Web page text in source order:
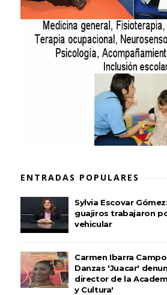
ENTRADAS POPULARES
Sylvia Escovar
guajiros trabajaron
vehicular
Carmen Ibarra
Danzas 'Juacar'
director de la
y Cultura'